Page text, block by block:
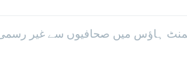
ترمیم منظور ہوگئی ہے اب 28 ویں ترمیم کی تیاری کریں۔پارلیمنٹ